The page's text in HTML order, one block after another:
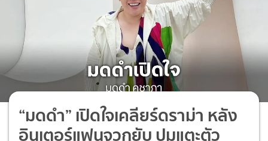
“มดดำ” เปิดใจเคลียร์ดราม่า หลัง
อินเตอร์แฟนจวกยับ ปมแตะตัว